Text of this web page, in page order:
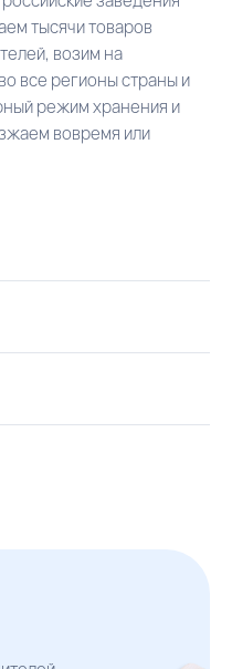
тысячи товаров
возим на
все регионы страны и
режим хранения и
вовремя или